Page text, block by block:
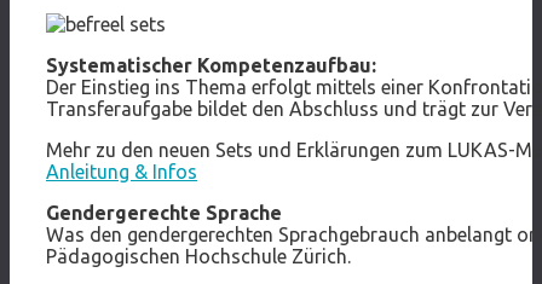
Systematischer Kompetenzaufbau:
Der Einstieg ins Thema erfolgt mittels einer
Transferaufgabe bildet den Abschluss und trägt zur
Mehr zu den neuen Sets und Erklärungen zum LUKAS-
Anleitung & Infos
Gendergerechte Sprache
Was den gendergerechten Sprachgebrauch anbelangt
Pädagogischen Hochschule Zürich.